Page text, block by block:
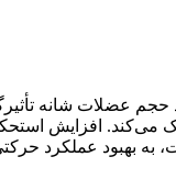
عضلات شانه
می‌کند. افزایش
به بهبود عملکرد